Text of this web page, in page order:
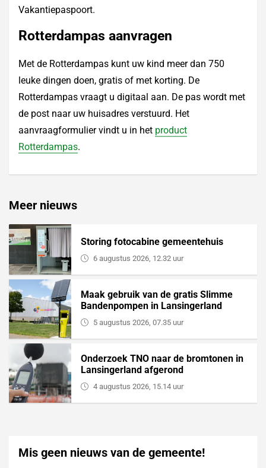
Vakantiepaspoort.
Rotterdampas aanvragen
Met de Rotterdampas kunt uw kind meer dan 750
leuke dingen doen, gratis of met korting. De
Rotterdampas vraagt u digitaal aan. De pas wordt met
de post naar uw huisadres verstuurd. Het
aanvraagformulier vindt u in het product
Rotterdampas.
Meer nieuws
Storing fotocabine gemeentehuis
6 augustus 2026, 12.32 uur
Maak gebruik van de gratis Slimme
Bandenpompen in Lansingerland
5 augustus 2026, 07.35 uur
Onderzoek TNO naar de bromtonen in
Lansingerland afgerond
4 augustus 2026, 15.14 uur
Mis geen nieuws van de gemeente!